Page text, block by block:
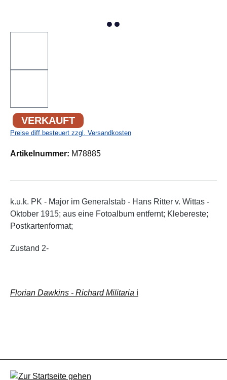
VERKAUFT
Preise diff.besteuert zzgl. Versandkosten
Artikelnummer: M78885
k.u.k. PK - Major im Generalstab - Hans Ritter v. Wittas -
Oktober 1915; aus eine Fotoalbum entfernt; Klebereste;
Postkartenformat;
Zustand 2-
Florian Dawkins - Richard Militaria ℹ️